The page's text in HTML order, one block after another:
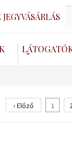
‹ Előző 1